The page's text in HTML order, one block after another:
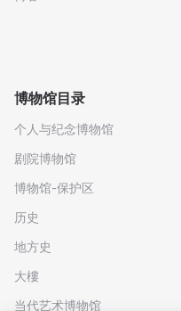
博物馆目录
个人与纪念博物馆
剧院博物馆
博物馆-保护区
历史
地方史
大樓
当代艺术博物馆